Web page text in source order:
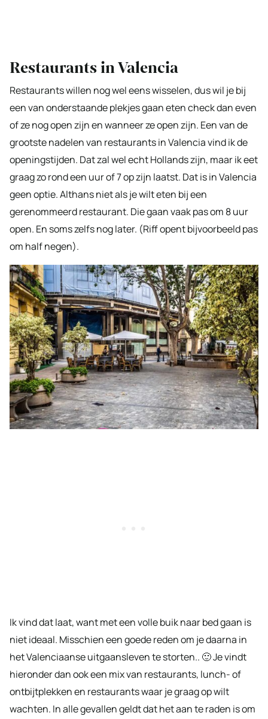
Restaurants in Valencia
Restaurants willen nog wel eens wisselen, dus wil je bij
een van onderstaande plekjes gaan eten check dan even
of ze nog open zijn en wanneer ze open zijn. Een van de
grootste nadelen van restaurants in Valencia vind ik de
openingstijden. Dat zal wel echt Hollands zijn, maar ik eet
graag zo rond een uur of 7 op zijn laatst. Dat is in Valencia
geen optie. Althans niet als je wilt eten bij een
gerenommeerd restaurant. Die gaan vaak pas om 8 uur
open. En soms zelfs nog later. (Riff opent bijvoorbeeld pas
om half negen).
Ik vind dat laat, want met een volle buik naar bed gaan is
niet ideaal. Misschien een goede reden om je daarna in
het Valenciaanse uitgaansleven te storten.. 🙂 Je vindt
hieronder dan ook een mix van restaurants, lunch- of
ontbijtplekken en restaurants waar je graag op wilt
wachten. In alle gevallen geldt dat het aan te raden is om